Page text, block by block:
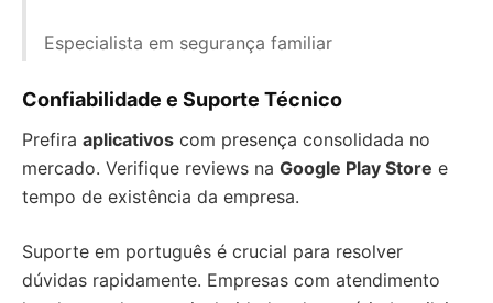
Especialista em segurança familiar
Confiabilidade e Suporte Técnico
Prefira aplicativos com presença consolidada no
mercado. Verifique reviews na Google Play Store e
tempo de existência da empresa.
Suporte em português é crucial para resolver
dúvidas rapidamente. Empresas com atendimento